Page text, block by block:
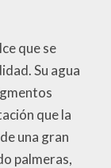
que se
Su agua
que la
una gran
palmeras,